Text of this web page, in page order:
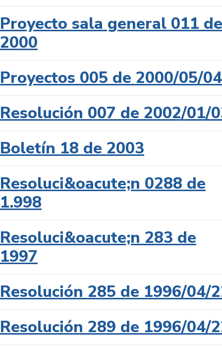
Proyecto sala general 011 de
2000
Proyectos 005 de 2000/05/04
Resolución 007 de 2002/01/
Boletín 18 de 2003
Resoluci&oacute;n 0288 de
1.998
Resoluci&oacute;n 283 de
1997
Resolución 285 de 1996/04/
Resolución 289 de 1996/04/